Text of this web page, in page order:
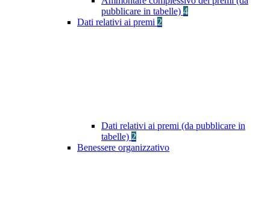
pubblicare in tabelle) 4
Dati relativi ai premi 2
Dati relativi ai premi (da pubblicare in
tabelle) 2
Benessere organizzativo